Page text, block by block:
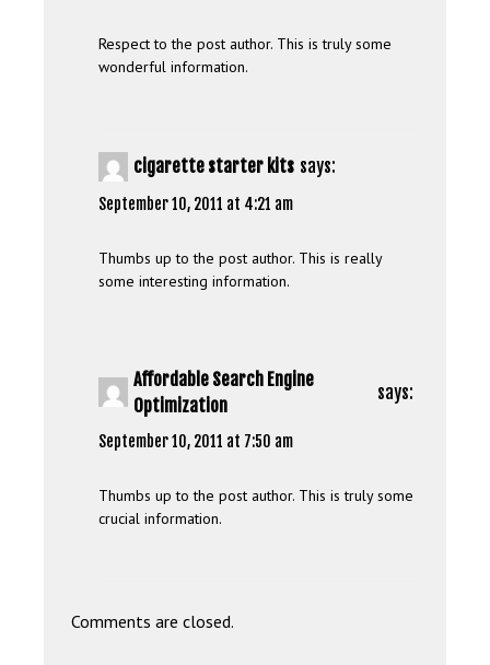
Respect to the post author. This is truly some
wonderful information.
cigarette starter kits says:
September 10, 2011 at 4:21 am
Thumbs up to the post author. This is really
some interesting information.
Affordable Search Engine
Optimization
says:
September 10, 2011 at 7:50 am
Thumbs up to the post author. This is truly some
crucial information.
Comments are closed.